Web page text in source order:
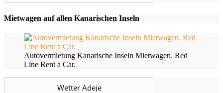
Mietwagen auf allen Kanarischen Inseln
Autovermietung Kanarische Inseln Mietwagen. Red
Line Rent a Car.
Wetter Adeje